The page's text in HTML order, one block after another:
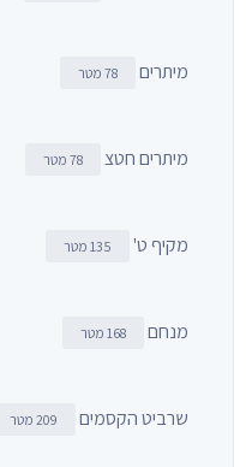
מיתרים 78 מטר
מיתרים חטצ 78 מטר
מקיף ט' 135 מטר
מנחם 168 מטר
שרביט הקסמים 209 מטר